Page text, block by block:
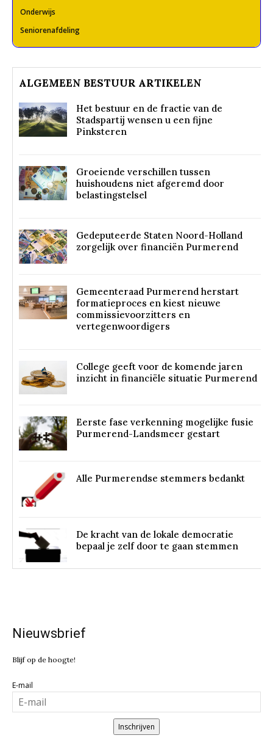
Onderwijs
Seniorenafdeling
ALGEMEEN BESTUUR ARTIKELEN
Het bestuur en de fractie van de
Stadspartij wensen u een fijne
Pinksteren
Groeiende verschillen tussen
huishoudens niet afgeremd door
belastingstelsel
Gedeputeerde Staten Noord-Holland
zorgelijk over financiën Purmerend
Gemeenteraad Purmerend herstart
formatieproces en kiest nieuwe
commissievoorzitters en
vertegenwoordigers
College geeft voor de komende jaren
inzicht in financiële situatie Purmerend
Eerste fase verkenning mogelijke fusie
Purmerend-Landsmeer gestart
Alle Purmerendse stemmers bedankt
De kracht van de lokale democratie
bepaal je zelf door te gaan stemmen
Nieuwsbrief
Blijf op de hoogte!
E-mail
Inschrijven